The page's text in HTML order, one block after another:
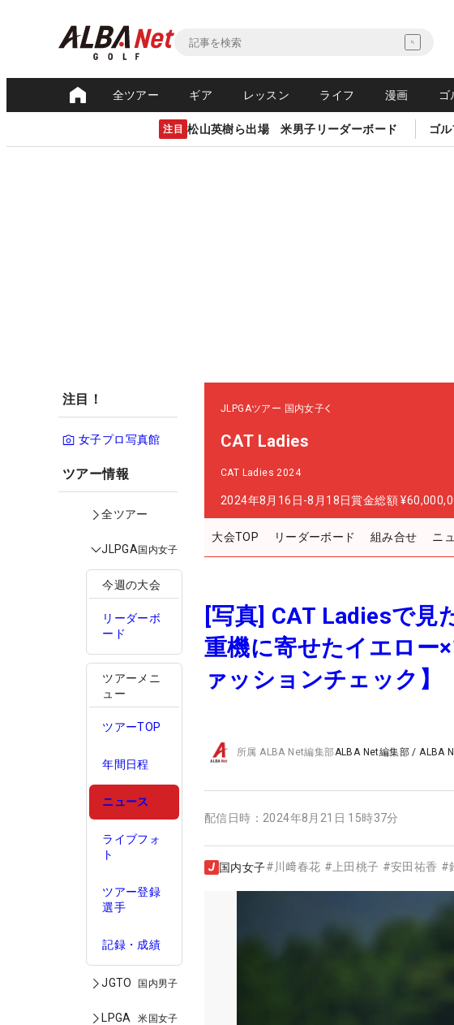
全ツアー ギア レッスン ライフ 漫画 ゴ
注目 松山英樹ら出場 米男子リーダーボード ゴ
注目！
女子プロ写真館
ツアー情報
全ツアー
JLPGA国内女子
今週の大会
リーダーボ
ード
ツアーメニ
ュー
ツアーTOP
年間日程
ニュース
ライブフォ
ト
ツアー登録
選手
記録・成績
JGTO 国内男子
LPGA 米国女子
JLPGAツアー 国内女子
CAT Ladies
CAT Ladies 2024
2024年8月16日-8月18日賞金総額
大会TOP リーダーボード 組み合せ ニ
[写真] CAT Ladiesで
重機に寄せたイエロ
ァッションチェック】
所属ALBA Net編集部ALBA Net編集部 /ALBA
配信日時： 2024年8月21日 15時37分
国内女子# 川﨑春花 # 上田桃子 #安田祐香 #